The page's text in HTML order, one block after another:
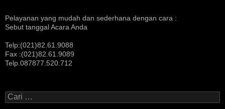
Pelayanan yang mudah dan sederhana dengan cara :
Sebut tanggal Acara Anda
Telp:(021)82.61.9088
Fax :(021)82.61.9089
Telp.087877.520.712
Cari
untuk: